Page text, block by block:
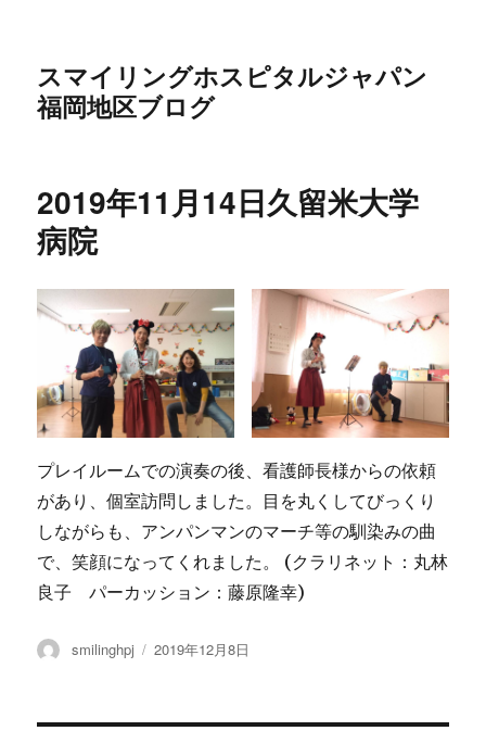
スマイリングホスピタルジャパン
福岡地区ブログ
2019年11月14日久留米大学
病院
プレイルームでの演奏の後、看護師長様からの依頼
があり、個室訪問しました。目を丸くしてびっくり
しながらも、アンパンマンのマーチ等の馴染みの曲
で、笑顔になってくれました。 (クラリネット：丸林
良子 パーカッション：藤原隆幸)
投
smilinghpj
投
2019年12月8日